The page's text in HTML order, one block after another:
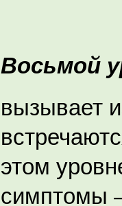
Восьмой
вызывает
этом
симптомы